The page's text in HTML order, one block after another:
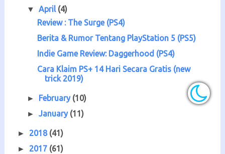
▼April (4)
Review : The Surge (PS4)
Berita & Rumor Tentang PlayStation 5 (PS5)
Indie Game Review: Daggerhood (PS4)
Cara Klaim PS+ 14 Hari Secara Gratis (new
trick 2019)
► February (10)
►January (11)
► 2018 (41)
► 2017 (61)